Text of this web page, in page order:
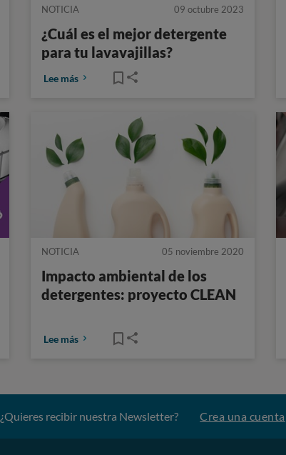
NOTICIA 09 octubre 2023
¿Cuál es el mejor detergente
para tu lavavajillas?
Lee más
NOTICIA 05 noviembre 2020
Impacto ambiental de los
detergentes: proyecto CLEAN
Lee más
¿Quieres recibir nuestra Newsletter? Crea una cuenta